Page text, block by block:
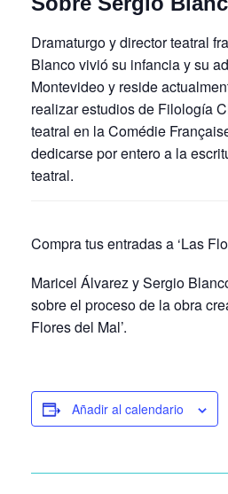
Dramaturgo y director teatral
Blanco vivió su infancia y su
Montevideo y reside
realizar estudios de Filología
teatral en la Comédie
dedicarse por entero a la
teatral.
Compra tus entradas a ‘Las
Maricel Álvarez y Sergio
sobre el proceso de la obra
Flores del Mal’.
Añadir al calendario